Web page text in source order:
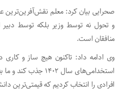
صحرایی بیان کرد: معلم
و تحول نه توسط وزیر بلکه توسط دبیر
منافقان است.
وی ادامه داد: تاکنون هیچ ساز و کاری
استخدامی‌های سال
افرادی را انتخاب کردیم که قیمتی‌ترین